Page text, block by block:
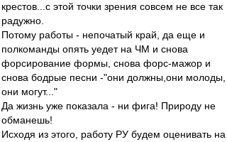
крестов...с этой точки зрения совсем не все так
радужно.
Потому работы - непочатый край, да еще и
полкоманды опять уедет на ЧМ и снова
форсирование формы, снова форс-мажор и
снова бодрые песни -"они должны,они молоды,
они могут..."
Да жизнь уже показала - ни фига! Природу не
обманешь!
Исходя из этого, работу РУ будем оценивать на